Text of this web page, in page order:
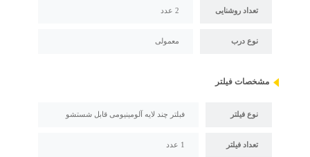
تعداد روشنایی 2 عدد
نوع درب معمولی
مشخصات فیلتر
نوع فیلتر فبلتر چند لایه آلومینیومی قابل شستشو
تعداد فیلتر 1 عدد